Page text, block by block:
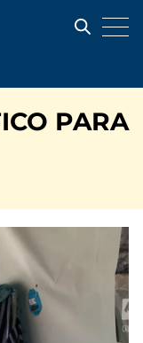
PARA